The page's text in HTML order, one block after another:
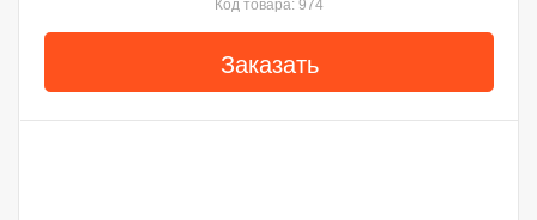
Код товара: 974
Заказать